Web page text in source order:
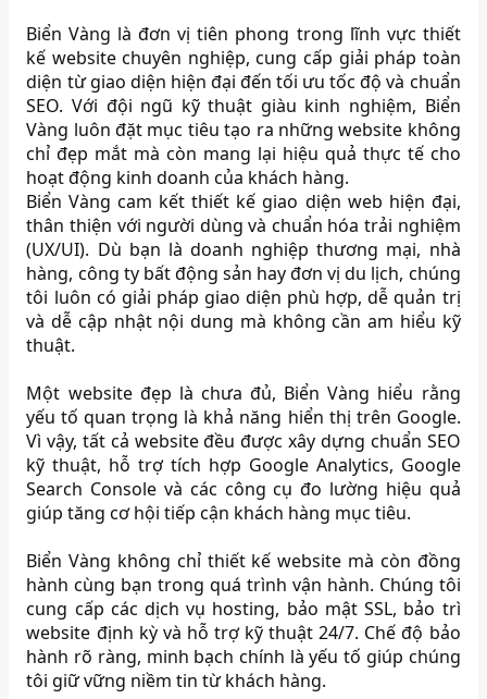
Biển Vàng là đơn vị tiên phong trong lĩnh vực thiết
kế website chuyên nghiệp, cung cấp giải pháp toàn
diện từ giao diện hiện đại đến tối ưu tốc độ và chuẩn
SEO. Với đội ngũ kỹ thuật giàu kinh nghiệm, Biển
Vàng luôn đặt mục tiêu tạo ra những website không
chỉ đẹp mắt mà còn mang lại hiệu quả thực tế cho
hoạt động kinh doanh của khách hàng.
Biển Vàng cam kết thiết kế giao diện web hiện đại,
thân thiện với người dùng và chuẩn hóa trải nghiệm
(UX/UI). Dù bạn là doanh nghiệp thương mại, nhà
hàng, công ty bất động sản hay đơn vị du lịch, chúng
tôi luôn có giải pháp giao diện phù hợp, dễ quản trị
và dễ cập nhật nội dung mà không cần am hiểu kỹ
thuật.
Một website đẹp là chưa đủ, Biển Vàng hiểu rằng
yếu tố quan trọng là khả năng hiển thị trên Google.
Vì vậy, tất cả website đều được xây dựng chuẩn SEO
kỹ thuật, hỗ trợ tích hợp Google Analytics, Google
Search Console và các công cụ đo lường hiệu quả
giúp tăng cơ hội tiếp cận khách hàng mục tiêu.
Biển Vàng không chỉ thiết kế website mà còn đồng
hành cùng bạn trong quá trình vận hành. Chúng tôi
cung cấp các dịch vụ hosting, bảo mật SSL, bảo trì
website định kỳ và hỗ trợ kỹ thuật 24/7. Chế độ bảo
hành rõ ràng, minh bạch chính là yếu tố giúp chúng
tôi giữ vững niềm tin từ khách hàng.